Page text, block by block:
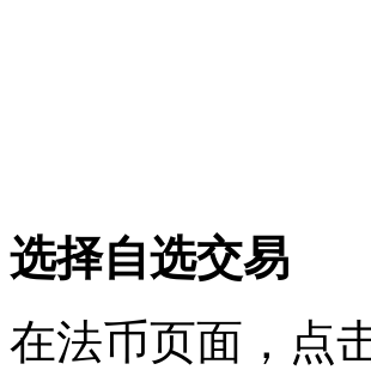
选择自选交易
在法币页面，点